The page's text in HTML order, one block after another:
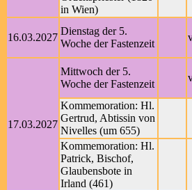
in Wien)
16.03.2027
Dienstag der 5.
Woche der Fastenzeit
17.03.2027
Mittwoch der 5.
Woche der Fastenzeit
Kommemoration: Hl.
Gertrud, Abtissin von
Nivelles (um 655)
Kommemoration: Hl.
Patrick, Bischof,
Glaubensbote in
Irland (461)